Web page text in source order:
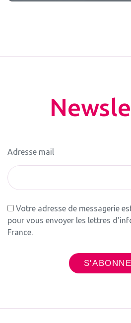
Adresse mail
Votre adresse de messagerie
pour vous envoyer les lettres
France.